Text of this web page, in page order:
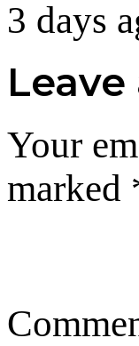
3 days
Your
marked